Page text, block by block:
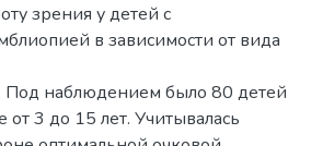
зрения у детей с
в зависимости от вида
Под наблюдением было 80 детей
от 3 до 15 лет. Учитывалась